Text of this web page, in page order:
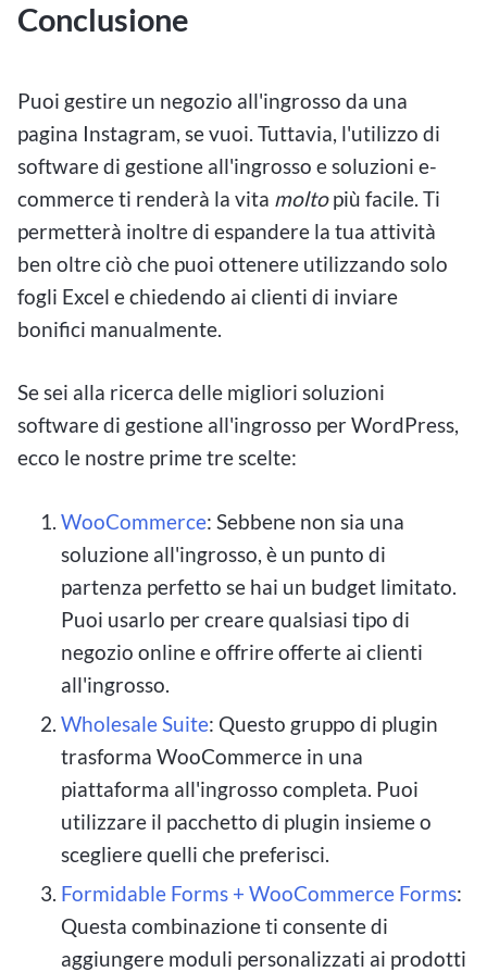
Conclusione
Puoi gestire un negozio all'ingrosso da una
pagina Instagram, se vuoi. Tuttavia, l'utilizzo di
software di gestione all'ingrosso e soluzioni e-
commerce ti renderà la vita moltopiù facile. Ti
permetterà inoltre di espandere la tua attività
ben oltre ciò che puoi ottenere utilizzando solo
fogli Excel e chiedendo ai clienti di inviare
bonifici manualmente.
Se sei alla ricerca delle migliori soluzioni
software di gestione all'ingrosso per WordPress,
ecco le nostre prime tre scelte:
WooCommerce: Sebbene non sia una
soluzione all'ingrosso, è un punto di
partenza perfetto se hai un budget limitato.
Puoi usarlo per creare qualsiasi tipo di
negozio online e offrire offerte ai clienti
all'ingrosso.
Wholesale Suite: Questo gruppo di plugin
trasforma WooCommerce in una
piattaforma all'ingrosso completa. Puoi
utilizzare il pacchetto di plugin insieme o
scegliere quelli che preferisci.
Formidable Forms + WooCommerce Forms:
Questa combinazione ti consente di
aggiungere moduli personalizzati ai prodotti